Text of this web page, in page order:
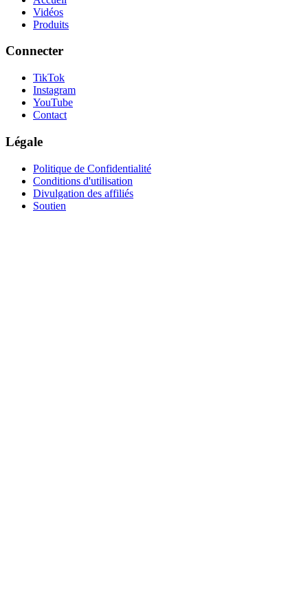
Vidéos
Produits
Connecter
TikTok
Instagram
YouTube
Contact
Légale
Politique de Confidentialité
Conditions d'utilisation
Divulgation des affiliés
Soutien